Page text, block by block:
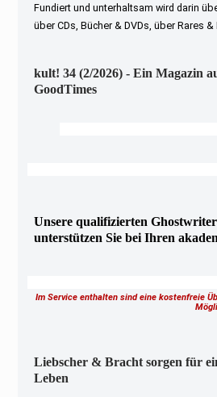
Fundiert und unterhaltsam wird darin
über CDs, Bücher & DVDs, über Rares
kult! 34 (2/2026) - Ein Magazin
GoodTimes
Unsere qualifizierten
unterstützen Sie bei Ihren
Im Service enthalten sind eine kostenfreie
Liebscher & Bracht sorgen für
Leben